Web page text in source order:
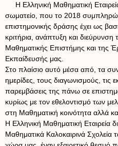
Η Ελληνική Μαθηματική
σωματείο, που το 2018
επιστημονικής δράσης έχει ως
κριτήρια, ανάπτυξη και
Μαθηματικής Επιστήμης και της
Εκπαίδευσής μας.
Στο πλαίσιο αυτό μέσα από, τα
ημερίδες, τους διαγωνισμούς, τις
παρεμβάσεις της πάνω σε
κυρίως με τον εθελοντισμό των
στη Μαθηματική κοινότητα αλλά
Η Ελληνική Μαθηματική Εταιρεία
Μαθηματικά Καλοκαιρινά Σχολεία